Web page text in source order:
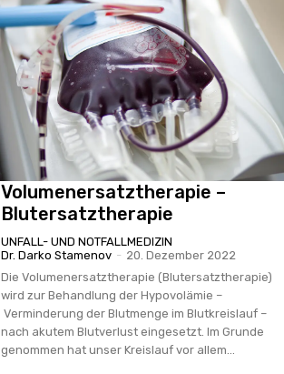
Volumenersatztherapie –
Blutersatztherapie
UNFALL- UND NOTFALLMEDIZIN
Dr. Darko Stamenov - 20. Dezember 2022
Die Volumenersatztherapie (Blutersatztherapie)
wird zur Behandlung der Hypovolämie –
Verminderung der Blutmenge im Blutkreislauf –
nach akutem Blutverlust eingesetzt. Im Grunde
genommen hat unser Kreislauf vor allem...